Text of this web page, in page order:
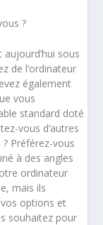
?
sous
de l’ordinateur
également
vous
standard doté
vous d’autres
Préférez-vous
à des angles
ordinateur
mais ils
options et
souhaitez pour